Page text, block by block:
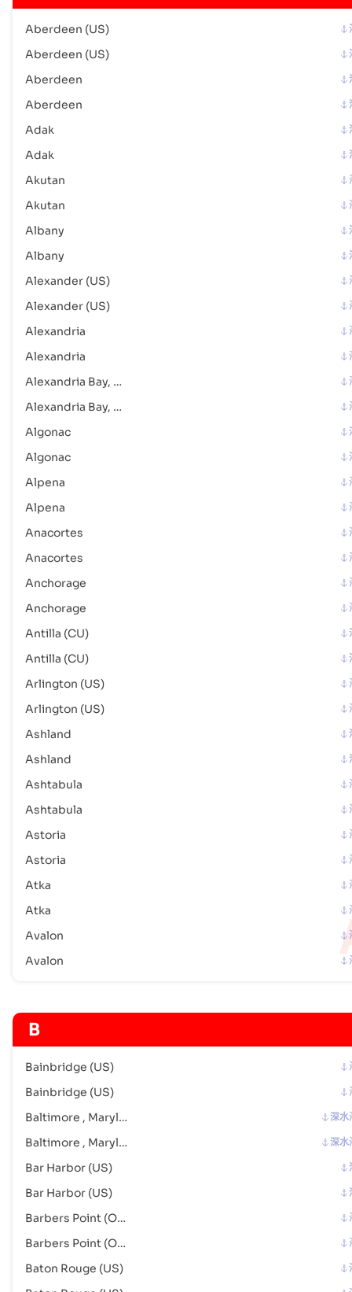
地址 :
Chicago (Inland) , Illinois (USCHI), United States of
邮政编码 :-
港口代码 :
邮政编码 :
港口代码 :
邮政编码 :
港口代码 :
USCVG
America
邮政编码 :-
Columbia (US)
地址 :Columbia (US), United States of America, usa
邮政编码 :
Columbus (US)
地址 :Columbus (US), United States of America, usa
邮政编码 :-
Conneaut
地址 :Conneaut (USCDY), United States of America, usa
邮政编码 :-
Cordova
地址 :Cordova (USCDV), Cordova, United States of America
邮政编码 :-
地址 :Corpus Christi (USCRP), Corpus Christi, United States of
America
港口代码 :
Cove Point
Craig
地址 : Craig (USCGA), United States of America, usa
港口代码 :USCGA
Crockett
地址 :Crockett (USCRM), United States of America, usa
港口代码 :USCRM
Crystal Lake (US)
Aberdeen (US)
Aberdeen (US)
Aberdeen
Aberdeen
Adak
Adak
Akutan
Akutan
Albany
Albany
Alexander (US)
Alexander (US)
Alexandria
Alexandria
Alexandria Bay, NY
Alexandria Bay, NY
Algonac
Algonac
Alpena
Alpena
Anacortes
Anacortes
Anchorage
Anchorage
Antilla (CU)
Antilla (CU)
Arlington (US)
Arlington (US)
Ashland
Ashland
Ashtabula
Ashtabula
Astoria
Astoria
Atka
Atka
Avalon
Avalon
B
Bainbridge (US)
Bainbridge (US)
Baltimore , Maryland 深水
Baltimore , Maryland 深水
Bar Harbor (US)
Bar Harbor (US)
Barbers Point (Oahu) (US)
Barbers Point (Oahu) (US)
Baton Rouge (US)